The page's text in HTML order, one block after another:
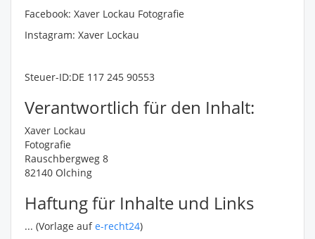
Facebook: Xaver Lockau Fotografie
Instagram: Xaver Lockau
Steuer-ID:DE 117 245 90553
Verantwortlich für den Inhalt:
Xaver Lockau
Fotografie
Rauschbergweg 8
82140 Olching
Haftung für Inhalte und Links
... (Vorlage aufe-recht24)